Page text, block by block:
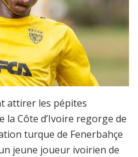
attirer les pépites
la Côte d’Ivoire regorge de
turque de Fenerbahçe
jeune joueur ivoirien de